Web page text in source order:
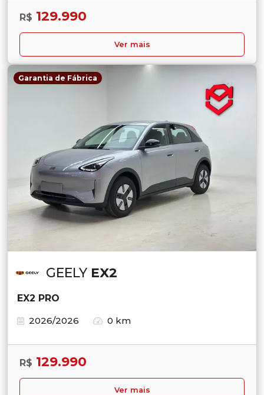
R$ 129.990
Ver mais
Garantia de Fábrica
GEELY EX2
EX2 PRO
2026/2026
0 km
R$ 129.990
Ver mais